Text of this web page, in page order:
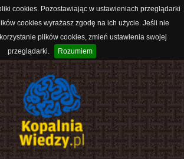
cookies. Pozostawiając w ustawieniach przeglądarki
cookies wyrażasz zgodę na ich użycie. Jeśli nie
plików cookies, zmień ustawienia swojej
przeglądarki.
Rozumiem